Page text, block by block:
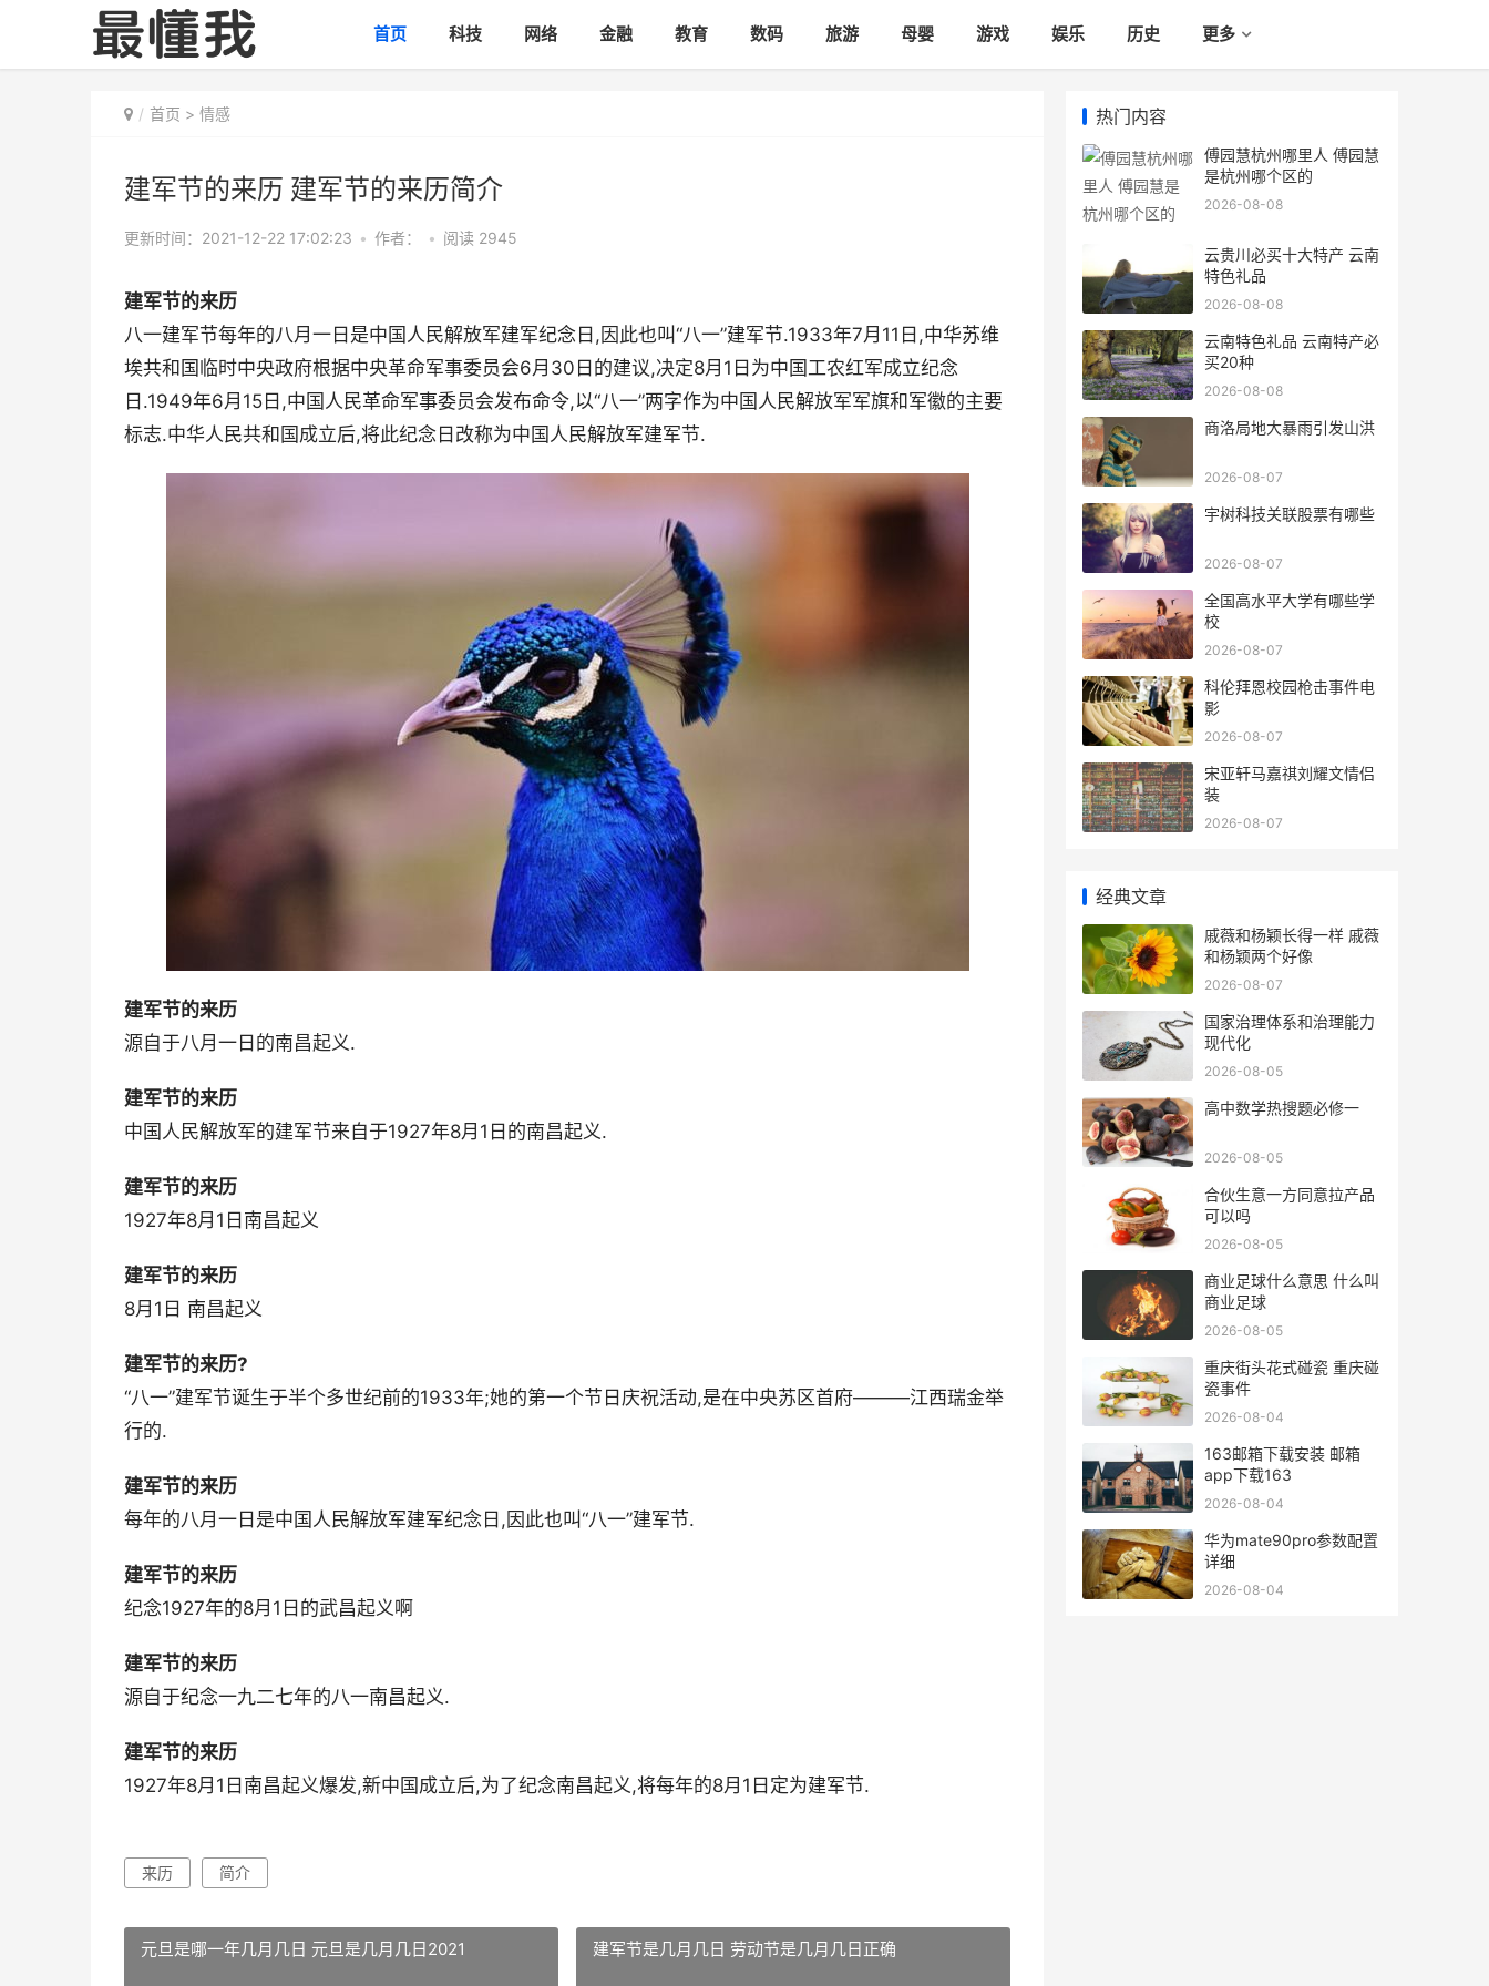
首页 科技 网络 金融 教育 数码 旅游 母婴 游戏 娱乐 历史 更多
首页 > 情感
建军节的来历 建军节的来历简介
更新时间：2021-12-22 17:02:23 • 作者： • 阅读 2945
建军节的来历
八一建军节每年的八月一日是中国人民解放军建军纪念日,因此也叫“八一”建军节.1933年7月11日,中华苏维
埃共和国临时中央政府根据中央革命军事委员会6月30日的建议,决定8月1日为中国工农红军成立纪念
日.1949年6月15日,中国人民革命军事委员会发布命令,以“八一”两字作为中国人民解放军军旗和军徽的主要
标志.中华人民共和国成立后,将此纪念日改称为中国人民解放军建军节.
建军节的来历
源自于八月一日的南昌起义.
建军节的来历
中国人民解放军的建军节来自于1927年8月1日的南昌起义.
建军节的来历
1927年8月1日南昌起义
建军节的来历
8月1日 南昌起义
建军节的来历?
“八一”建军节诞生于半个多世纪前的1933年;她的第一个节日庆祝活动,是在中央苏区首府———江西瑞金举
行的.
建军节的来历
每年的八月一日是中国人民解放军建军纪念日,因此也叫“八一”建军节.
建军节的来历
纪念1927年的8月1日的武昌起义啊
建军节的来历
源自于纪念一九二七年的八一南昌起义.
建军节的来历
1927年8月1日南昌起义爆发,新中国成立后,为了纪念南昌起义,将每年的8月1日定为建军节.
来历 简介
元旦是哪一年几月几日 元旦是几月几日2021 建军节是几月几日 劳动节是几月几日正确
热门内容
傅园慧杭州哪里人 傅园慧
是杭州哪个区的
2026-08-08
云贵川必买十大特产 云南
特色礼品
2026-08-08
云南特色礼品 云南特产必
买20种
2026-08-08
商洛局地大暴雨引发山洪
2026-08-07
宇树科技关联股票有哪些
2026-08-07
全国高水平大学有哪些学
校
2026-08-07
科伦拜恩校园枪击事件电
影
2026-08-07
宋亚轩马嘉祺刘耀文情侣
装
2026-08-07
经典文章
戚薇和杨颖长得一样 戚薇
和杨颖两个好像
2026-08-07
国家治理体系和治理能力
现代化
2026-08-05
高中数学热搜题必修一
2026-08-05
合伙生意一方同意拉产品
可以吗
2026-08-05
商业足球什么意思 什么叫
商业足球
2026-08-05
重庆街头花式碰瓷 重庆碰
瓷事件
2026-08-04
163邮箱下载安装 邮箱
app下载163
2026-08-04
华为mate90pro参数配置
详细
2026-08-04